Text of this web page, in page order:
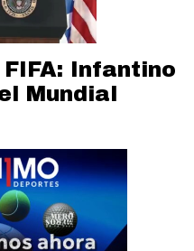
Infantino
Mundial